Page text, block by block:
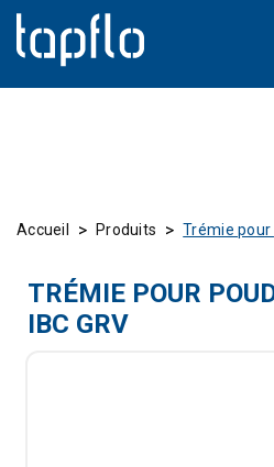
Accueil > Produits > Trémie pour
TRÉMIE POUR
IBC GRV